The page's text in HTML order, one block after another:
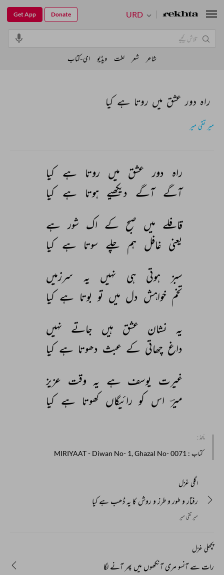
راہ دور عشق میں روتا ہے کیا
میر تقی میر
راہ دور عشق میں روتا ہے کیا
آگے آگے دیکھیے ہوتا ہے کیا
قافلے میں صبح کے اک شور ہے
یعنی غافل ہم چلے سوتا ہے کیا
سبز
ہوتی ہی نہیں یہ
سرزمیں
تخم خواہش دل میں تو بوتا ہے کیا
یہ
نشان عشق ہیں جاتے
نہیں
داغ چھاتی کے عبث دھوتا ہے کیا
غیرت یوسف ہے یہ وقت عزیز
میرؔ اس کو رائیگاں کھوتا ہے کیا
مأخذ :
کتاب : MIRIYAAT - Diwan No- 1, Ghazal No- 0071
اگلی غزل
رفتار و طور و طرز و روش کا یہ ڈھب ہے کیا
میر تقی میر
پچھلی غزل
رات سے آنسو مری آنکھوں میں پھر آنے لگا
URD
Get App Donate
شاعر شعر لغت ویڈیو ای-کتاب